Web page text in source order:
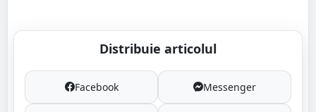
Distribuie articolul
Facebook Messenger